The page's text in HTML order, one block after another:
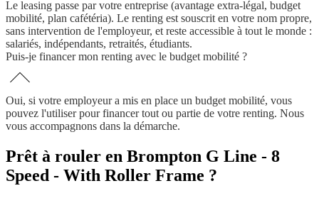
Le leasing passe par votre entreprise (avantage extra-légal, budget
mobilité, plan cafétéria). Le renting est souscrit en votre nom propre,
sans intervention de l'employeur, et reste accessible à tout le monde :
salariés, indépendants, retraités, étudiants.
Puis-je financer mon renting avec le budget mobilité ?
Oui, si votre employeur a mis en place un budget mobilité, vous
pouvez l'utiliser pour financer tout ou partie de votre renting. Nous
vous accompagnons dans la démarche.
Prêt à rouler en Brompton G Line - 8
Speed - With Roller Frame ?